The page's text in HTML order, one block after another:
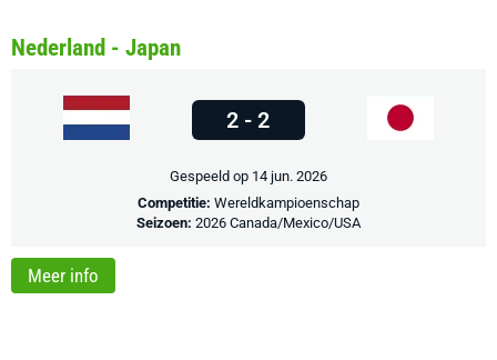
Nederland - Japan
2 - 2
Gespeeld op 14 jun. 2026
Competitie: Wereldkampioenschap
Seizoen: 2026 Canada/Mexico/USA
Meer info